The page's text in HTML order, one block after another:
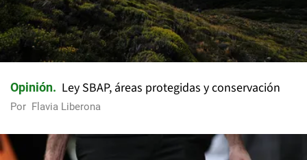
Opinión Ley SBAP, áreas protegidas y conservación
Por Flavia Liberona